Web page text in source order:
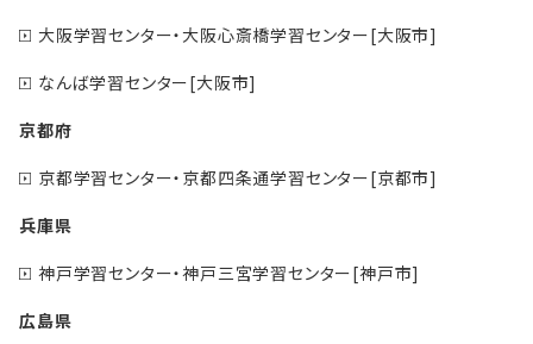
大阪学習センター・大阪心斎橋学習センター[大阪市]
なんば学習センター[大阪市]
京都府
京都学習センター・京都四条通学習センター[京都市]
兵庫県
神戸学習センター・神戸三宮学習センター[神戸市]
広島県